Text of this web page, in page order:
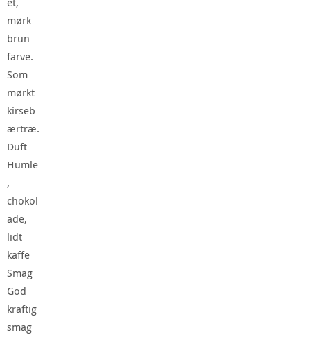
mørk
brun
farve.
Som
mørkt
kirseb
ærtræ.
Duft
Humle
,
chokol
ade,
lidt
kaffe
Smag
God
kraftig
smag